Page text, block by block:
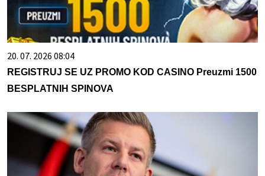
20. 07. 2026 08:04
REGISTRUJ SE UZ PROMO KOD CASINO Preuzmi 1500
BESPLATNIH SPINOVA